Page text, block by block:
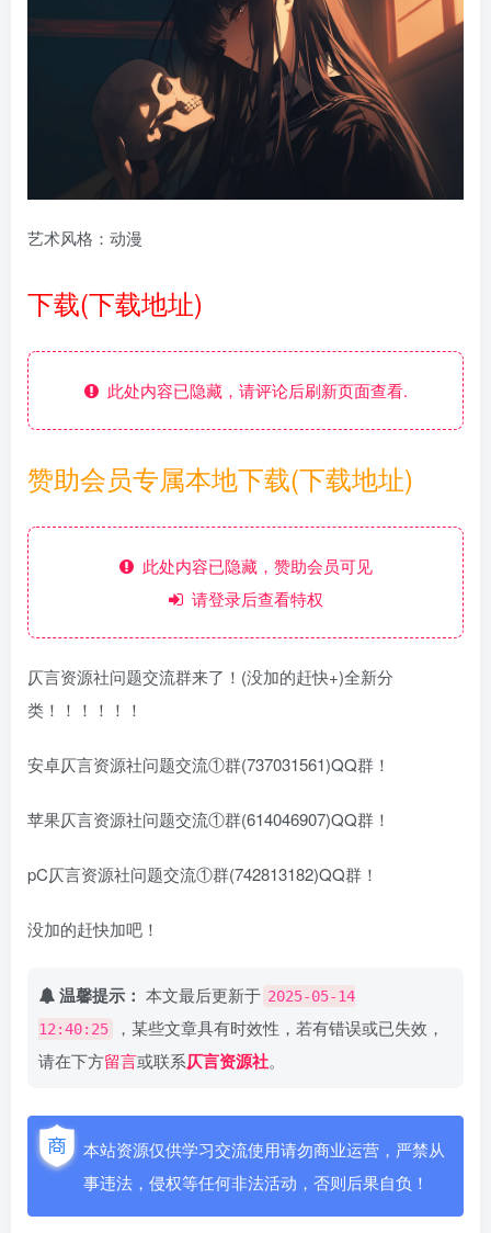
艺术风格：动漫
下载(下载地址)
此处内容已隐藏，请评论后刷新页面查看.
赞助会员专属本地下载(下载地址)
此处内容已隐藏，赞助会员可见
请登录后查看特权
仄言资源社问题交流群来了！(没加的赶快+)全新分
类！！！！！！
安卓仄言资源社问题交流①群(737031561)QQ群！
苹果仄言资源社问题交流①群(614046907)QQ群！
pC仄言资源社问题交流①群(742813182)QQ群！
没加的赶快加吧！
温馨提示： 本文最后更新于 2025-05-14
12:40:25
，某些文章具有时效性，若有错误或已失效，
请在下方留言或联系仄言资源社。
本站资源仅供学习交流使用请勿商业运营，严禁从
事违法，侵权等任何非法活动，否则后果自负！